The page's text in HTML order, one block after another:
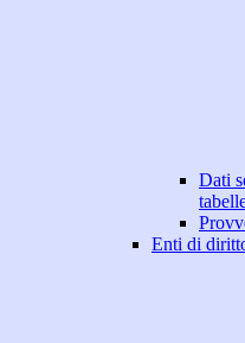
Dati
Enti di